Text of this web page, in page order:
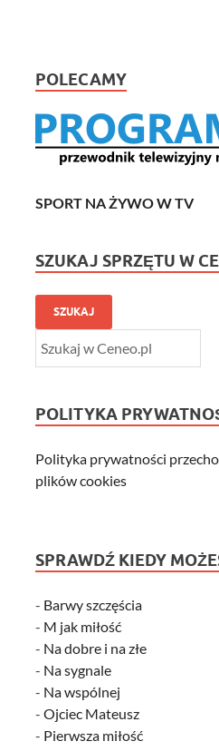
POLECAMY
SPORT NA ŻYWO W TV
SZUKAJ SPRZĘTU W
SZUKAJ
POLITYKA
Polityka prywatności
plików cookies
SPRAWDŹ KIEDY
- Barwy szczęścia
- M jak miłość
- Na dobre i na złe
- Na sygnale
- Na wspólnej
-Ojciec Mateusz
- Pierwsza miłość